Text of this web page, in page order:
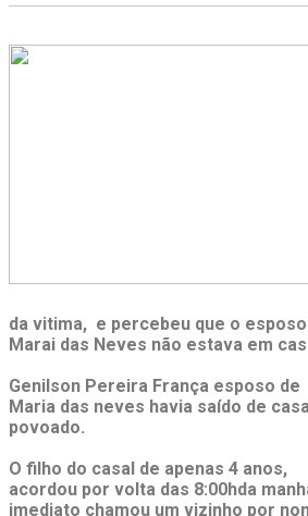
da vitima, e percebeu que o
Marai das Neves não estava em
Genilson Pereira França esposo de
Maria das neves havia saído de
povoado.
O filho do casal de apenas 4 anos,
acordou por volta das 8:00hda
imediato chamou um vizinho por